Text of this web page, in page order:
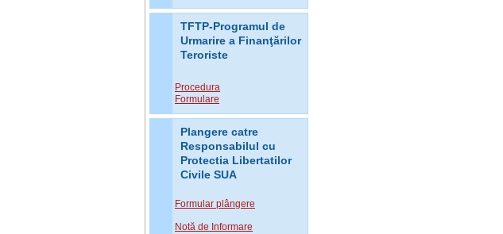
TFTP-Programul de
Urmarire a Finanţărilor
Teroriste
Procedura
Formulare
Plangere catre
Responsabilul cu
Protectia Libertatilor
Civile SUA
Formular plângere
Notă de Informare